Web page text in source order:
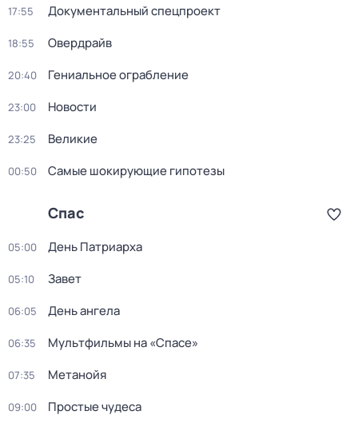
17:55 Документальный спецпроект
18:55 Овердрайв
20:40 Гениальное ограбление
23:00 Новости
23:25 Великие
00:50 Самые шoкиpующие гипотезы
Спас
05:00 Дeнь Патриаpха
05:10 Завет
06:05 День ангела
06:35 Мультфильмы на «Спасе»
07:35 Метанойя
09:00 Простые чудеса